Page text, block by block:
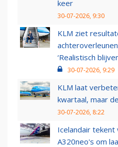
keer
30-07-2026, 9:30
KLM ziet
‘Realistisch
30-07-2026, 9:29
KLM laat
kwartaal, maar
30-07-2026, 8:22
Icelandair
A320neo's om